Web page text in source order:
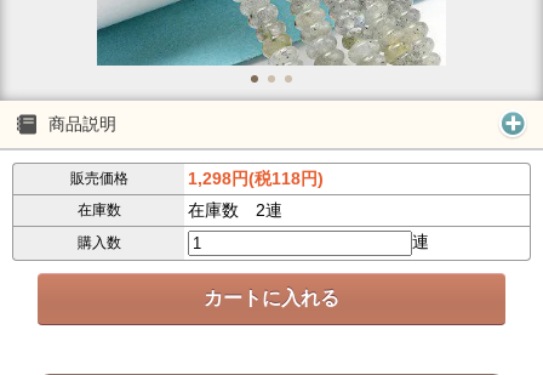
商品説明
販売価格 1,298円(税118円)
在庫数 在庫数 2連
購入数 連